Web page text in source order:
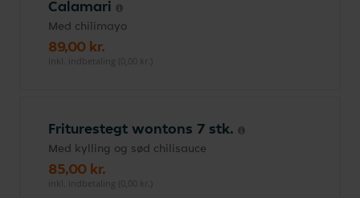
Calamari
Med chilimayo
89,00 kr.
inkl. indbetaling (0,00 kr.)
Friturestegt wontons 7 stk.
Med kylling og sød chilisauce
85,00 kr.
inkl. indbetaling (0,00 kr.)